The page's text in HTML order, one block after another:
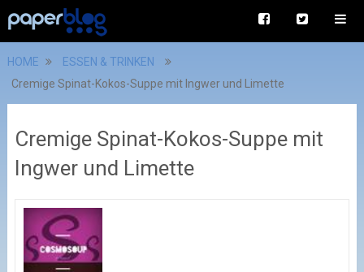
HOME
ESSEN & TRINKEN
Cremige Spinat-Kokos-Suppe mit Ingwer und Limette
Cremige Spinat-Kokos-Suppe mit
Ingwer und Limette